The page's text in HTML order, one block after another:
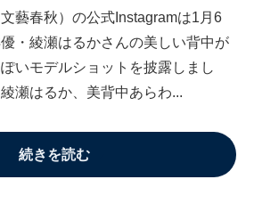
藝春秋）の公式Instagramは1月6
・綾瀬はるかさんの美しい背中が
いモデルショットを披露しまし
瀬はるか、美背中あらわ...
続きを読む